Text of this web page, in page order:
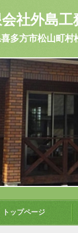
社外島工
多方市松山町村
トップページ